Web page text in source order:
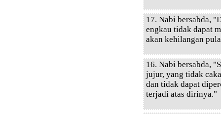
17. Nabi bersabda,
engkau tidak dapat
akan kehilangan
16. Nabi bersabda,
jujur, yang tidak
dan tidak dapat
terjadi atas dirinya."